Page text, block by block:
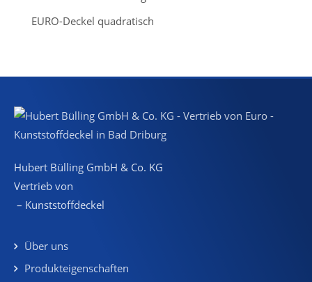
EURO-Deckel quadratisch
Hubert Bülling GmbH & Co. KG
Vertrieb von
– Kunststoffdeckel
Über uns
Produkteigenschaften